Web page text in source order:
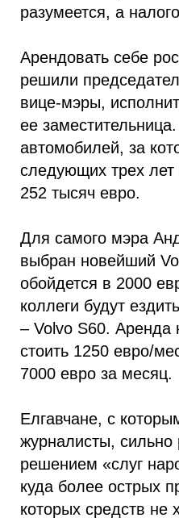
разумеется, а
Арендовать себе
решили
вице-мэры,
ее
автомобилей, за
следующих трех
252 тысяч евро.
Для самого мэра
выбран новейший
обойдется в 2000
коллеги будут
– Volvo S60. Аренда
стоить 1250 евро/
7000 евро за месяц.
Елгавчане, с
журналисты, сильно
решением «слуг
куда более острых
которых средств не